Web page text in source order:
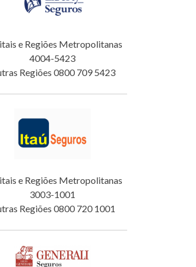
e Regiões Metropolitanas
4004-5423
Regiões 0800 709 5423
e Regiões Metropolitanas
3003-1001
Regiões 0800 720 1001